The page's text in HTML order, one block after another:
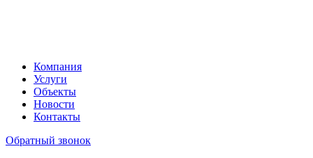
Компания
Услуги
Объекты
Новости
Контакты
Обратный звонок